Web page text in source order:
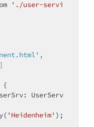
'./user-servi
{
UserServ
'Heidenheim' );